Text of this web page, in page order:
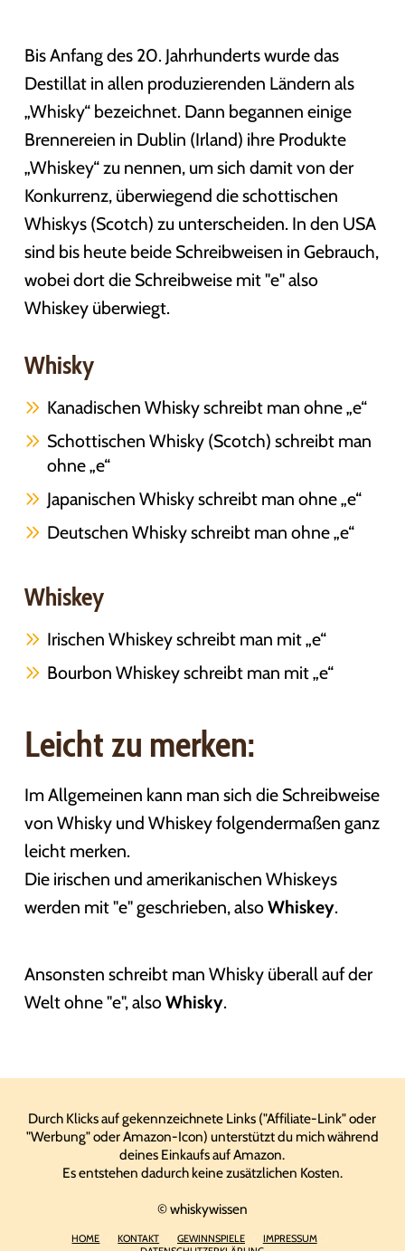
Bis Anfang des 20. Jahrhunderts wurde das
Destillat in allen produzierenden Ländern als
„Whisky“ bezeichnet. Dann begannen einige
Brennereien in Dublin (Irland) ihre Produkte
„Whiskey“ zu nennen, um sich damit von der
Konkurrenz, überwiegend die schottischen
Whiskys (Scotch) zu unterscheiden. In den USA
sind bis heute beide Schreibweisen in Gebrauch,
wobei dort die Schreibweise mit "e" also
Whiskey überwiegt.
Whisky
Kanadischen Whisky schreibt man ohne „e“
Schottischen Whisky (Scotch) schreibt man
ohne „e“
Japanischen Whisky schreibt man ohne „e“
Deutschen Whisky schreibt man ohne „e“
Whiskey
Irischen Whiskey schreibt man mit „e“
Bourbon Whiskey schreibt man mit „e“
Leicht zu merken:
Im Allgemeinen kann man sich die Schreibweise
von Whisky und Whiskey folgendermaßen ganz
leicht merken.
Die irischen und amerikanischen Whiskeys
werden mit "e" geschrieben, alsoWhiskey.
Ansonsten schreibt man Whisky überall auf der
Welt ohne "e", alsoWhisky.
Durch Klicks auf gekennzeichnete Links ("Affiliate-Link" oder
"Werbung" oder Amazon-Icon) unterstützt du mich während
deines Einkaufs auf Amazon.
Es entstehen dadurch keine zusätzlichen Kosten.
© whiskywissen
HOME KONTAKT GEWINNSPIELE
IMPRESSUM